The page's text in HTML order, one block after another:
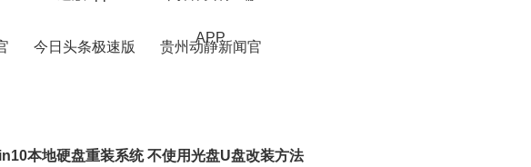
今日头条极速版 贵州动静新闻官
本地硬盘重装系统 不使用光盘U盘改装方法